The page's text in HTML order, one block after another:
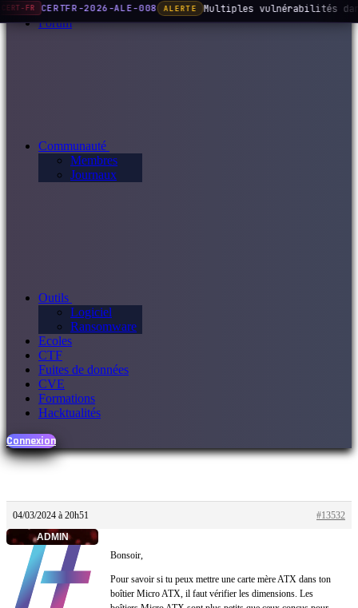
Forum
Communauté
Membres
Journaux
Outils
Logiciel
Ransomware
Ecoles
CTF
Fuites de données
CVE
Formations
Hacktualités
Connexion
04/03/2024 à 20h51
#13532
ADMIN
Bonsoir,
Pour savoir si tu peux mettre une carte mère ATX dans ton
boîtier Micro ATX, il faut vérifier les dimensions. Les
CERT-FR CERTFR-2026-ALE-008 ALERTE Multiples vulnérabilités